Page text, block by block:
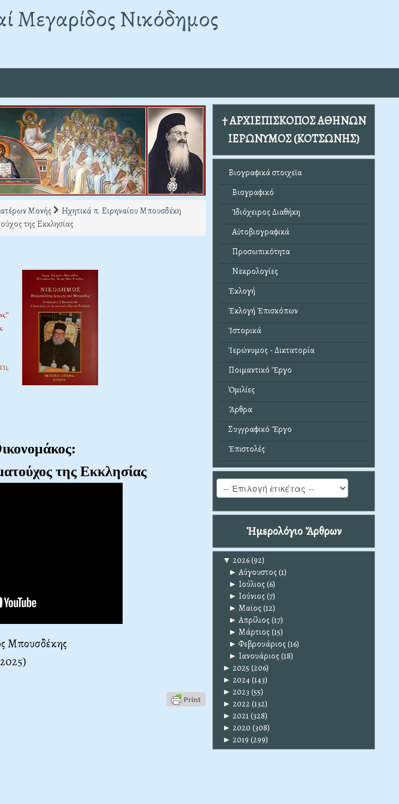
Μεγαρίδος Νικόδημος
Μονής
Ηχητικά π. Ειρηναίου Μπουσδέκη
της Εκκλησίας
της Εκκλησίας
Μπουσδέκης
† ΑΡΧΙΕΠΙΣΚΟΠΟΣ ΑΘΗΝΩΝ
ΙΕΡΩΝΥΜΟΣ (ΚΟΤΣΩΝΗΣ)
Βιογραφικά στοιχεῖα
Βιογραφικό
Ἰδιόχειρος Διαθήκη
Αὐτοβιογραφικά
Προσωπικότητα
Νεκρολογίες
Ἐκλογή
Ἐκλογή Ἐπισκόπων
Ἱστορικά
Ἱερώνυμος - Δικτατορία
Ποιμαντικό Ἔργο
Ὁμιλίες
Ἄρθρα
Συγγραφικό Ἔργο
Ἐπιστολές
Ἡμερολόγιο Ἄρθρων
▼ 2026(92)
► Αύγουστος (1)
► Ιούλιος (6)
► Ιούνιος (7)
► Μαϊος (12)
► Απρίλιος (17)
► Μάρτιος (15)
► Φεβρουάριος (16)
► Ιανουάριος (18)
► 2025 (206)
► 2024(143)
► 2023 (55)
► 2022(132)
► 2021(328)
► 2020 (308)
► 2019 (299)